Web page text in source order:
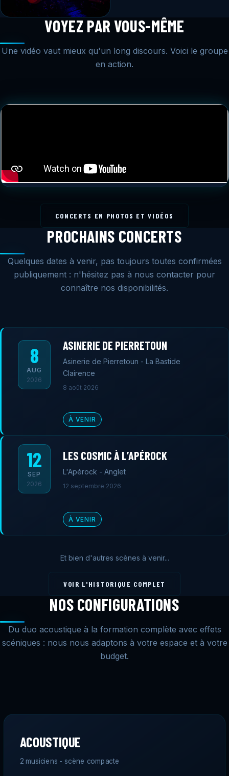
MATTHIEU
GUITARE & BASSE
VOYEZ PAR VOUS-MÊME
Une vidéo vaut mieux qu'un long discours. Voici le groupe
en action.
CONCERTS EN PHOTOS ET VIDÉOS
PROCHAINS CONCERTS
Quelques dates à venir, pas toujours toutes confirmées
publiquement : n'hésitez pas à nous contacter pour
connaître nos disponibilités.
8
AUG
2026
ASINERIE DE PIERRETOUN
Asinerie de Pierretoun - La Bastide
Clairence
8 août 2026
À VENIR
12
SEP
2026
LES COSMIC À L’APÉROCK
L'Apérock - Anglet
12 septembre 2026
À VENIR
Et bien d'autres scènes à venir...
VOIR L'HISTORIQUE COMPLET
NOS CONFIGURATIONS
Du duo acoustique à la formation complète avec effets
scéniques : nous nous adaptons à votre espace et à votre
budget.
ACOUSTIQUE
2 musiciens - scène compacte